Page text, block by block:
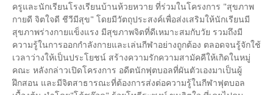
ครูและนักเรียนโรงเรียนบ้านห้วยหวาย ที่ร่วมในโครงการ "สุขภาพ
กายดี จิตใจดี ชีวีมีสุข" โดยมีวัตถุประสงค์เพื่อส่งเสริมให้นักเรียนมี
สุขภาพร่างกายแข็งแรง มีสุขภาพจิตที่ดีเหมาะสมกับวัย รวมถึงมี
ความรู้ในการออกกำลังกายและเล่นกีฬาอย่างถูกต้อง ตลอดจนรู้จักใช้
เวลาว่างให้เป็นประโยชน์ สร้างความรักความสามัคคีให้เกิดในหมู่
คณะ หลังกล่าวเปิดโครงการ อดีตนักฟุตบอลที่ผันตัวเองมาเป็นผู้
ฝึกสอน และมีจิตสาธารณะที่ต้องการส่งต่อความรู้ในกีฬาฟุตบอล